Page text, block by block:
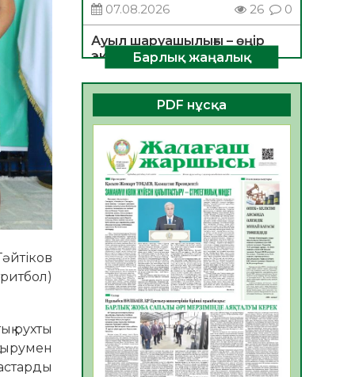
рухты
07.08.2026
26 0
Ауыл шаруашылығы – өңір
экономикасының негізгі
тірегі
06.08.2026
35 0
ҚОҒАМДЫҚ БЕЛСЕНДІЛІК –
ЕЛ ДАМУЫНЫҢ НЕГІЗІ
06.08.2026
32
ҚҰРЫЛТАЙ САЙЛАУЫ –
БОЛАШАҚҚА БАСТАР
ЖАУАПТЫ ТАҢДАУ
06.08.2026
35
Инфекциялық ауруларға
қарсы иммундау
жұмыстарының тиімділігі
06.08.2026
36
Көкжөтел ауруы туралы
Барлық жаңалық
PDF нұсқа